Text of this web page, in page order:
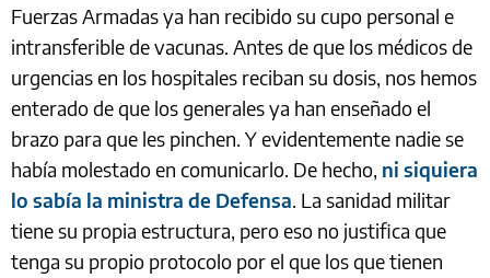
Fuerzas Armadas ya han recibido su cupo personal e
intransferible de vacunas. Antes de que los médicos de
urgencias en los hospitales reciban su dosis, nos hemos
enterado de que los generales ya han enseñado el
brazo para que les pinchen. Y evidentemente nadie se
había molestado en comunicarlo. De hecho, ni siquiera
lo sabía la ministra de Defensa. La sanidad militar
tiene su propia estructura, pero eso no justifica que
tenga su propio protocolo por el que los que tienen